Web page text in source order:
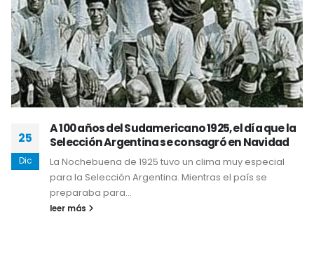
25
Dic
A 100 años del Sudamericano 1925, el día que la
Selección Argentina se consagró en Navidad
La Nochebuena de 1925 tuvo un clima muy especial
para la Selección Argentina. Mientras el país se
preparaba para...
leer más